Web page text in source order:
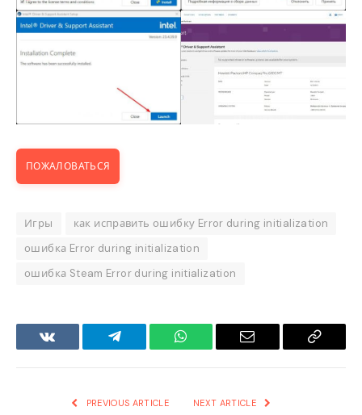
ПОЖАЛОВАТЬСЯ
Игры
как исправить ошибку Error during initialization
ошибка Error during initialization
ошибка Steam Error during initialization
VKontakteTelegram WhatsApp Email
Copy
PREVIOUS ARTICLE NEXT ARTICLE